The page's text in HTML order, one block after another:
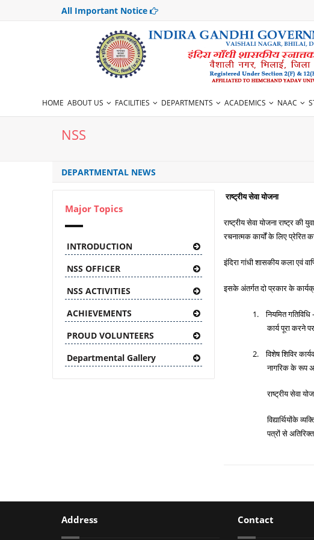
All Important Notice
HOME ABOUT US FACILITIES DEPARTMENTS ACADEMICS NAAC
NSS
DEPARTMENTAL NEWS
Major Topics
INTRODUCTION
NSS OFFICER
NSS ACTIVITIES
ACHIEVEMENTS
PROUD VOLUNTEERS
Departmental Gallery
राष्ट्रीय सेवा योजना
राष्ट्रीय सेवा योजना राष्ट्र की
रचनात्मक कार्यों के लिए प्रेरित
इंदिरा गांधी शासकीय कला एवं
इसके अंतर्गत दो प्रकार के
1. नियमित गतिविधि
कार्य पूरा करने
2. विशेष शिविर
नागरिक के रूप
राष्ट्रीय सेवा
विद्यार्थियोंके
पत्रों से
Address Contact